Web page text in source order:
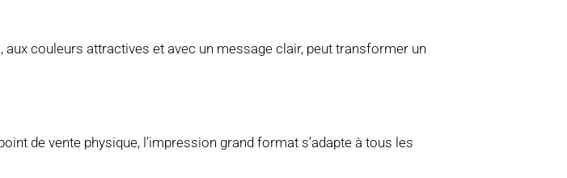
couleurs attractives et avec un message clair, peut transformer un
de vente physique, l’impression grand format s’adapte à tous les